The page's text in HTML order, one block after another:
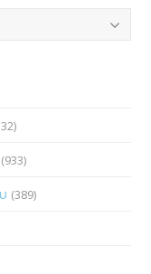
(933)
(389)